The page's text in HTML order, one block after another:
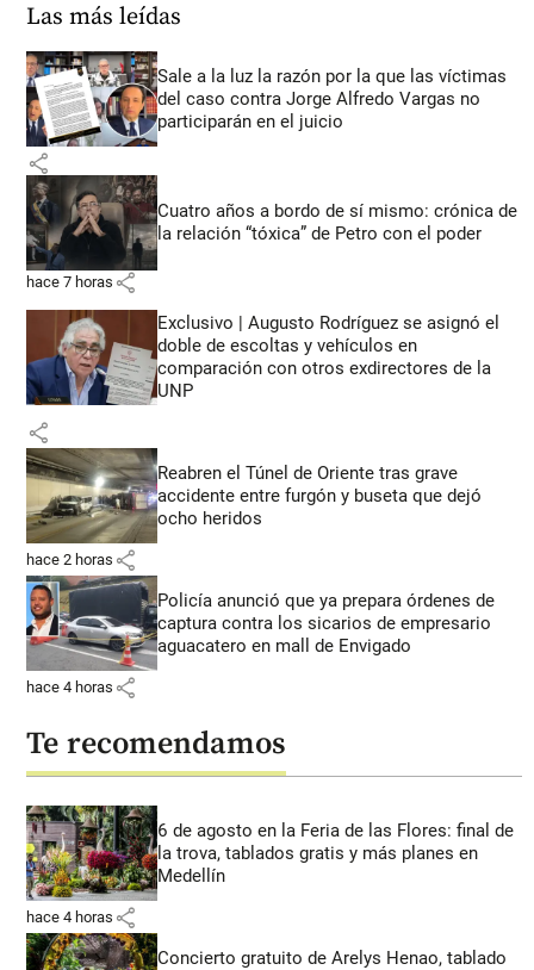
Las más leídas
Sale a la luz la razón por la que las víctimas
del caso contra Jorge Alfredo Vargas no
participarán en el juicio
share
Cuatro años a bordo de sí mismo: crónica de
la relación “tóxica” de Petro con el poder
hace 7 horas share
Exclusivo | Augusto Rodríguez se asignó el
doble de escoltas y vehículos en
comparación con otros exdirectores de la
UNP
share
Reabren el Túnel de Oriente tras grave
accidente entre furgón y buseta que dejó
ocho heridos
hace 2 horas share
Policía anunció que ya prepara órdenes de
captura contra los sicarios de empresario
aguacatero en mall de Envigado
hace 4 horas share
Te recomendamos
6 de agosto en la Feria de las Flores: final de
la trova, tablados gratis y más planes en
Medellín
hace 4 horas share
Concierto gratuito de Arelys Henao, tablado